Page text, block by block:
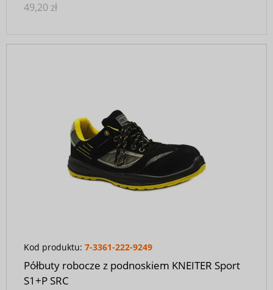
49,20 zł
Kod produktu: 7-3361-222-9249
Półbuty robocze z podnoskiem KNEITER Sport
S1+P SRC